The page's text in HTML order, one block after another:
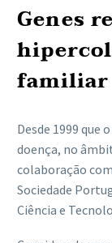
Genes
familiar
Desde 1999 que
doença, no
colaboração
Sociedade
Ciência e